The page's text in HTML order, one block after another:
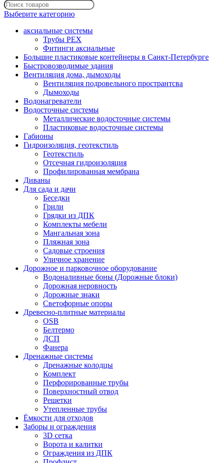
Выберите категорию
аксиальные системы
Трубы PEX
Фитинги аксиальные
Большие пластиковые контейнеры в Санкт-Петербурге
Быстровозводимые здания
Вентиляция дома, дымоходы
Вентиляция подровельного пространтсва
Дымоходы
Водонагреватели
Водосточные системы
Металлические водосточные системы
Пластиковые водосточные системы
Габионы
Гидроизоляция, геотекстиль
Геотекстиль
Отсечная гидроизоляция
Профилированная мембрана
Диваны
Для сада и дачи
Беседки
Грили
Грядки из ДПК
Комплекты мебели
Мангальная зона
Пляжная зона
Садовые строения
Уличное хранение
Дорожное и парковочное оборудование
Водоналивные боны (Дорожные блоки)
Дорожная неровность
Дорожные знаки
Светофорные опоры
Древесно-плитные материалы
OSB
Белтермо
ДСП
Фанера
Дренажные системы
Дренажные колодцы
Комплект
Перфорированные трубы
Поверхностный отвод
Решетки
Утепленные трубы
Ёмкости для отходов
Заборы и ограждения
3D сетка
Ворота и калитки
Ограждения из ДПК